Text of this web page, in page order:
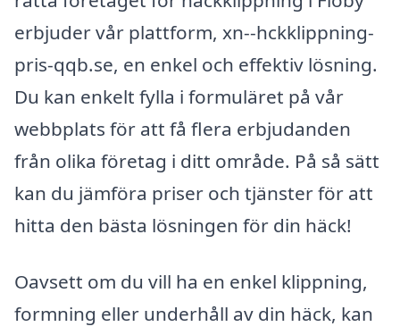
erbjuder vår plattform, xn--hckklippning-
pris-qqb.se, en enkel och effektiv lösning.
Du kan enkelt fylla i formuläret på vår
webbplats för att få flera erbjudanden
från olika företag i ditt område. På så sätt
kan du jämföra priser och tjänster för att
hitta den bästa lösningen för din häck!
Oavsett om du vill ha en enkel klippning,
formning eller underhåll av din häck, kan